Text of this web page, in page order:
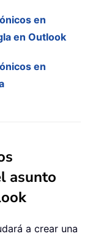
en
en Outlook
en
asunto
a crear una